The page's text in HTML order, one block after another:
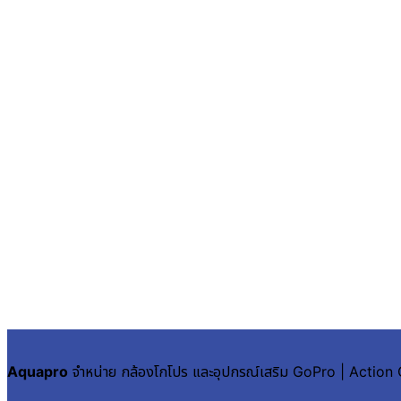
Aquapro จำหน่าย กล้องโกโปร และอุปกรณ์เสริม GoPro | Action